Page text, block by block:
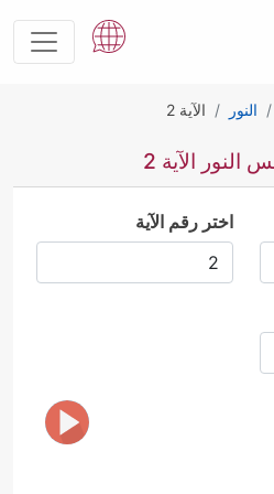
النور الآية 2
الآية 2
اختر رقم الآية